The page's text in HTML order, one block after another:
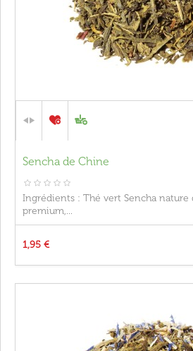
Sencha de Chine
Ingrédients : Thé vert Sencha nature
premium,...
1,95 €